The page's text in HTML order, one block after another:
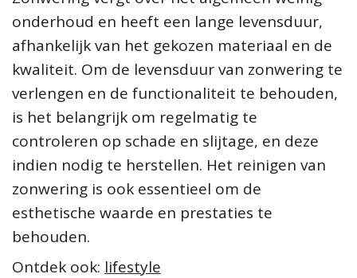
onderhoud en heeft een lange levensduur,
afhankelijk van het gekozen materiaal en de
kwaliteit. Om de levensduur van zonwering te
verlengen en de functionaliteit te behouden,
is het belangrijk om regelmatig te
controleren op schade en slijtage, en deze
indien nodig te herstellen. Het reinigen van
zonwering is ook essentieel om de
esthetische waarde en prestaties te
behouden.
Ontdek ook: lifestyle